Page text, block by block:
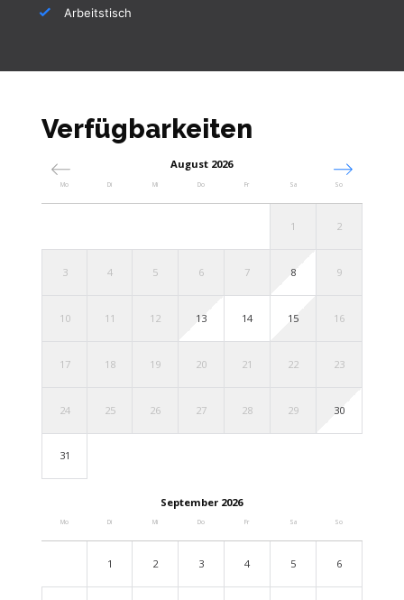
Arbeitstisch
Verfügbarkeiten
August 2026
Mo Di Mi Do Fr Sa So
1 2
3 4 5 6 7 8 9
10 11 12 13 14 15 16
17 18 19 20 21 22 23
24 25 26 27 28 29 30
31
September 2026
Mo Di Mi Do Fr Sa So
1 2 3 4 5 6